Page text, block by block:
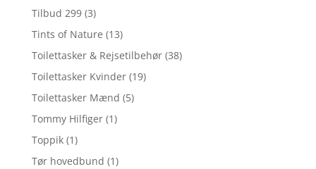
Tilbud 299 (3)
Tints of Nature (13)
Toilettasker & Rejsetilbehør (38)
Toilettasker Kvinder (19)
Toilettasker Mænd (5)
Tommy Hilfiger (1)
Toppik (1)
Tør hovedbund (1)